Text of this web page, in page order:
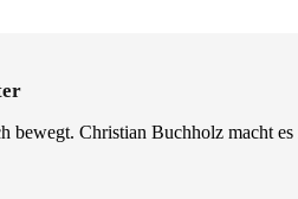
bewegt. Christian Buchholz macht